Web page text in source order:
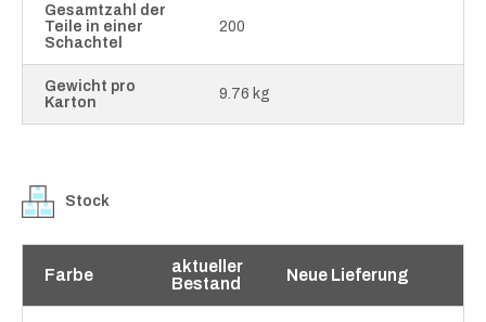
Gesamtzahl der
Teile in einer
Schachtel
200
Gewicht pro
Karton
9.76 kg
Stock
Farbe
aktueller
Bestand
Neue Lieferung